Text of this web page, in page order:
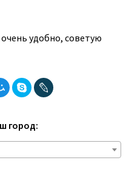
удобно, советую
город: